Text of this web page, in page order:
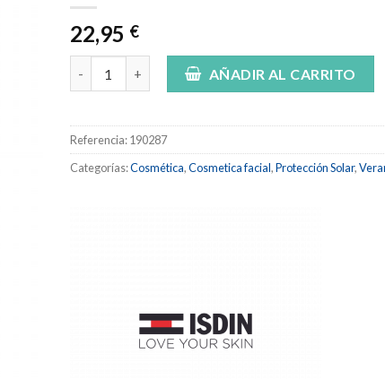
22,95 €
FOTOPROTECTOR ISDIN HYDRO 2 OIL SPF 30
AÑADIR AL CARRITO
Referencia:190287
Categorías:Cosmética,Cosmetica facial,Protección Solar,